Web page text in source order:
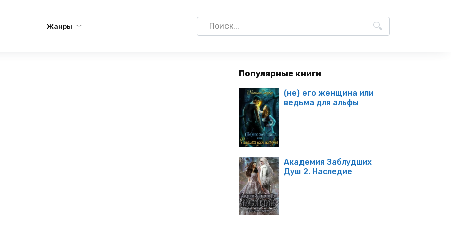
Жанры
Search
for:
Популярные книги
(не) его женщина или
ведьма для альфы
Академия Заблудших
Душ 2. Наследие